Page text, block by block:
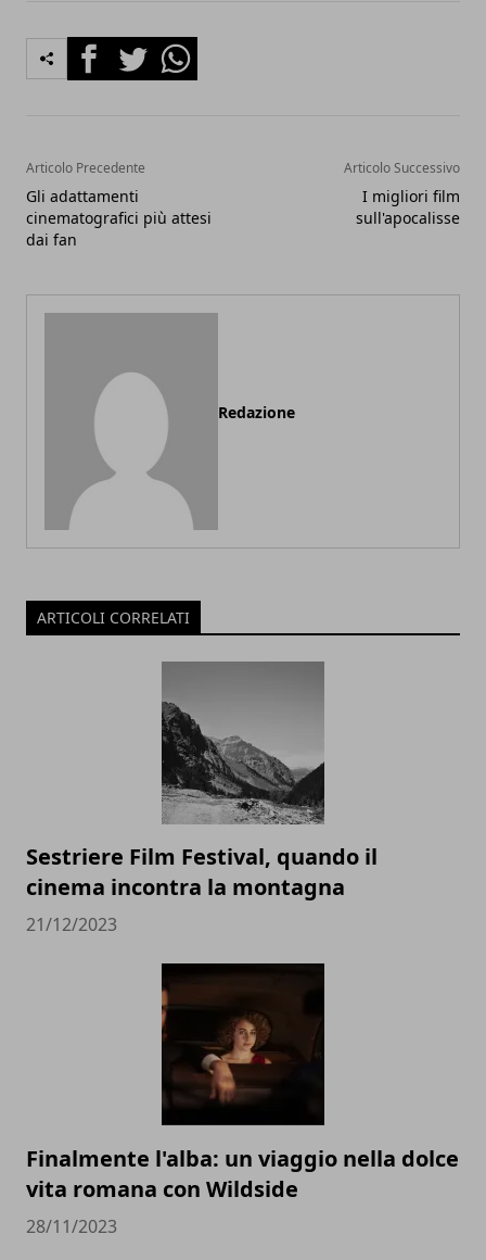
FacebookTwitterWhatsapp
Articolo Precedente
Gli adattamenti
cinematografici più attesi
dai fan
Articolo Successivo
I migliori film
sull'apocalisse
Redazione
ARTICOLI CORRELATI
Sestriere Film Festival, quando il
cinema incontra la montagna
21/12/2023
Finalmente l'alba: un viaggio nella dolce
vita romana con Wildside
28/11/2023